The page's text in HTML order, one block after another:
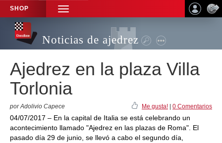
SHOP
TOGGLE
NAVIGATION
Noticias de ajedrez
Ajedrez en la plaza Villa
Torlonia
por Adolivio Capece Me gusta! 0 Comentarios
04/07/2017 – En la capital de Italia se está celebrando un
acontecimiento llamado "Ajedrez en las plazas de Roma". El
pasado día 29 de junio, se llevó a cabo el segundo día,